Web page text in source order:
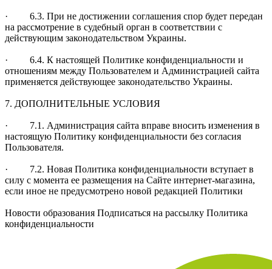
· 6.3. При не достижении соглашения спор будет передан
на рассмотрение в судебный орган в соответствии с
действующим законодательством Украины.
· 6.4. К настоящей Политике конфиденциальности и
отношениям между Пользователем и Администрацией сайта
применяется действующее законодательство Украины.
7. ДОПОЛНИТЕЛЬНЫЕ УСЛОВИЯ
· 7.1. Администрация сайта вправе вносить изменения в
настоящую Политику конфиденциальности без согласия
Пользователя.
· 7.2. Новая Политика конфиденциальности вступает в
силу с момента ее размещения на Сайте интернет-магазина,
если иное не предусмотрено новой редакцией Политики
Новости образования Подписаться на рассылку Политика
конфиденциальности